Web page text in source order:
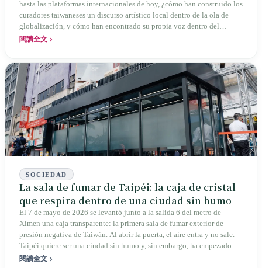
hasta las plataformas internacionales de hoy, ¿cómo han construido los
curadores taiwaneses un discurso artístico local dentro de la ola de
globalización, y cómo han encontrado su propia voz dentro del
sistema de bienales internacionales? Una historia evolutiva de 30 años
閱讀全文
SOCIEDAD
La sala de fumar de Taipéi: la caja de cristal
que respira dentro de una ciudad sin humo
El 7 de mayo de 2026 se levantó junto a la salida 6 del metro de
Ximen una caja transparente: la primera sala de fumar exterior de
presión negativa de Taiwán. Al abrir la puerta, el aire entra y no sale.
Taipéi quiere ser una ciudad sin humo y, sin embargo, ha empezado
construyendo en plena calle una casa de cristal para fumar. Desde
閱讀全文